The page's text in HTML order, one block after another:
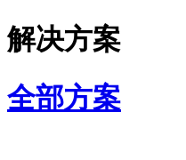
解决方案
全部方案